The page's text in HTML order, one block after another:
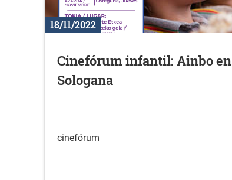
18/11/2022
Cinefórum infantil: Ainbo en
Sologana
cinefórum